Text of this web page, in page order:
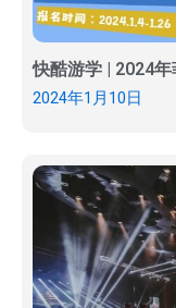
快酷游学 | 2024
2024年1月10日